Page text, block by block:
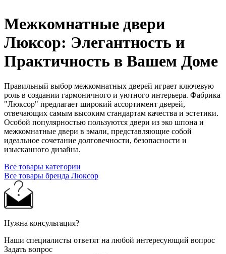
Межкомнатные двери
Люксор: Элегантность и
Практичность в Вашем Доме
Правильный выбор межкомнатных дверей играет ключевую
роль в создании гармоничного и уютного интерьера. Фабрика
"Люксор" предлагает широкий ассортимент дверей,
отвечающих самым высоким стандартам качества и эстетики.
Особой популярностью пользуются двери из эко шпона и
межкомнатные двери в эмали, представляющие собой
идеальное сочетание долговечности, безопасности и
изысканного дизайна.
Все товары категории
Все товары бренда Люксор
Нужна консультация?
Наши специалисты ответят на любой интересующий вопрос
Задать вопрос